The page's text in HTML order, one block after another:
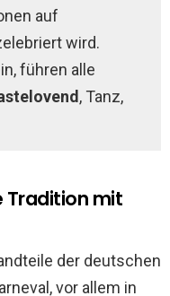
auf
wird.
führen alle
, Tanz,
Tradition mit
der deutschen
vor allem in